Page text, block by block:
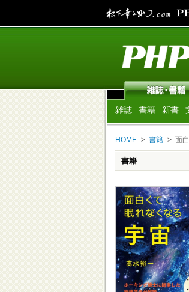
雑誌 書籍 新書
HOME 書籍 面
書籍